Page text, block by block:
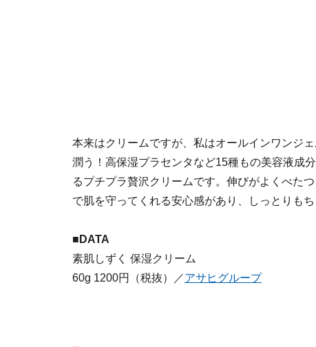
本来はクリームですが、私はオールインワンジ
潤う！高保湿プラセンタなど15種もの美容液成
るプチプラ贅沢クリームです。伸びがよくべた
で肌を守ってくれる安心感があり、しっとりもち
■DATA
素肌しずく 保湿クリーム
60g 1200円（税抜）／アサヒグループ